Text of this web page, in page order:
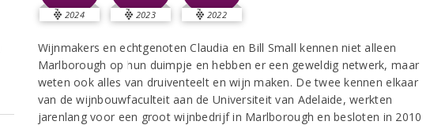
2024
2023
2022
Wijnmakers en echtgenoten Claudia en Bill Small kennen niet alleen
Marlborough op hun duimpje en hebben er een geweldig netwerk, maar
weten ook alles van druiventeelt en wijn maken. De twee kennen elkaar
van de wijnbouwfaculteit aan de Universiteit van Adelaide, werkten
jarenlang voor een groot wijnbedrijf in Marlborough en besloten in 2010